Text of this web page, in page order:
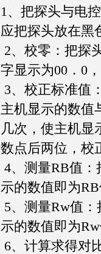
1、把探头与电
应把探头放在黑
2、校零：把探
字显示为00．0
3、校正标准值
主机显示的数值
几次，使主机显
数点后两位，校
4、测量RB值
示的数值即为
5、测量Rw值
示的数值即为
6、计算求得对